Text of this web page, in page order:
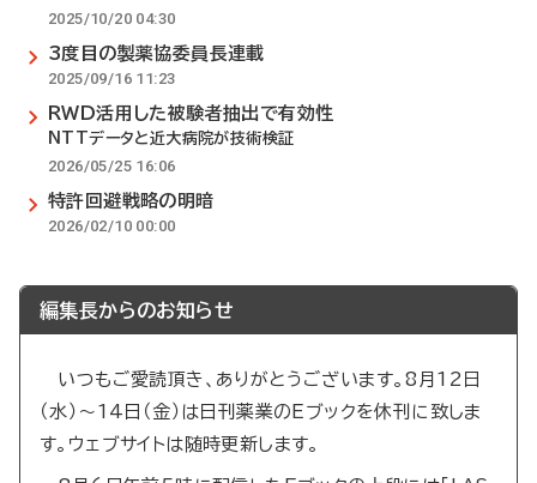
2025/10/20 04:30
3度目の製薬協委員長連載
2025/09/16 11:23
RWD活用した被験者抽出で有効性
NTTデータと近大病院が技術検証
2026/05/25 16:06
特許回避戦略の明暗
2026/02/10 00:00
編集長からのお知らせ
いつもご愛読頂き、ありがとうございます。8月12日
（水）～14日（金）は日刊薬業のEブックを休刊に致しま
す。ウェブサイトは随時更新します。